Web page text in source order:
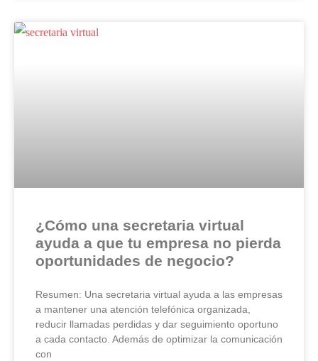
¿Cómo una secretaria virtual
ayuda a que tu empresa no pierda
oportunidades de negocio?
Resumen: Una secretaria virtual ayuda a las empresas
a mantener una atención telefónica organizada,
reducir llamadas perdidas y dar seguimiento oportuno
a cada contacto. Además de optimizar la comunicación
con